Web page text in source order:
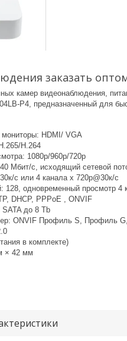
заказать
камер видеонаблюдения,
04LB-P4, предназначенный для
HDMI/ VGA
H.264
1080p/960p/720p
Мбит/с, исходящий сетевой
с или 4 канала x 720p@30к/с
128, одновременный просмотр 4
DHCP, PPPoE , ONVIF
до 8 Tb
ONVIF Профиль S, Профиль
в комплекте)
× 42 мм